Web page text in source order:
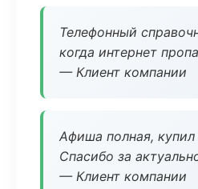
Телефонный
когда интернет
— Клиент компании
Афиша полная,
Спасибо за
— Клиент компании